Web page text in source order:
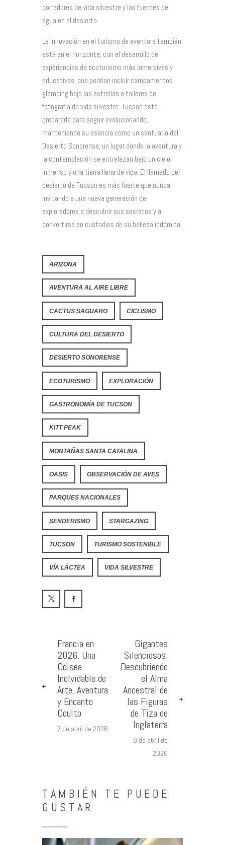
corredores de vida silvestre y las fuentes de
agua en el desierto.
La innovación en el turismo de aventura también
está en el horizonte, con el desarrollo de
experiencias de ecoturismo más inmersivas y
educativas, que podrían incluir campamentos
glamping bajo las estrellas o talleres de
fotografía de vida silvestre. Tucson está
preparada para seguir evolucionando,
manteniendo su esencia como un santuario del
Desierto Sonorense, un lugar donde la aventura y
la contemplación se entrelazan bajo un cielo
inmenso y una tierra llena de vida. El llamado del
desierto de Tucson es más fuerte que nunca,
invitando a una nueva generación de
exploradores a descubrir sus secretos y a
convertirse en custodios de su belleza indómita.
ARIZONA
AVENTURA AL AIRE LIBRE
CACTUS SAGUARO CICLISMO
CULTURA DEL DESIERTO
DESIERTO SONORENSE
ECOTURISMO EXPLORACIÓN
GASTRONOMÍA DE TUCSON
KITT PEAK
MONTAÑAS SANTA CATALINA
OASIS OBSERVACIÓN DE AVES
PARQUES NACIONALES
SENDERISMO STARGAZING
TUCSON TURISMO SOSTENIBLE
VÍA LÁCTEA VIDA SILVESTRE
Francia en
2026: Una
Odisea
Inolvidable de
Arte, Aventura
y Encanto
Oculto
7 de abril de 2026
Gigantes
Silenciosos:
Descubriendo
el Alma
Ancestral de
las Figuras
de Tiza de
Inglaterra
8 de abril de
2026
TAMBIÉN TE PUEDE
GUSTAR